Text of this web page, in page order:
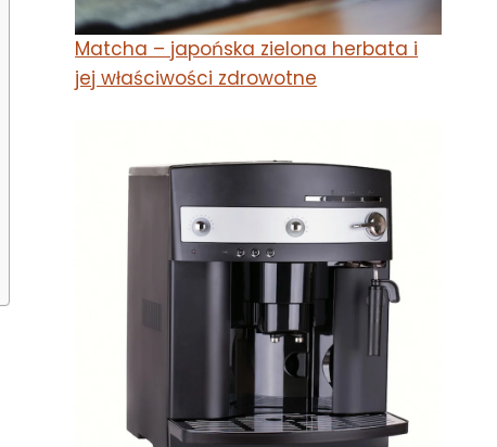
Matcha – japońska zielona herbata i
jej właściwości zdrowotne